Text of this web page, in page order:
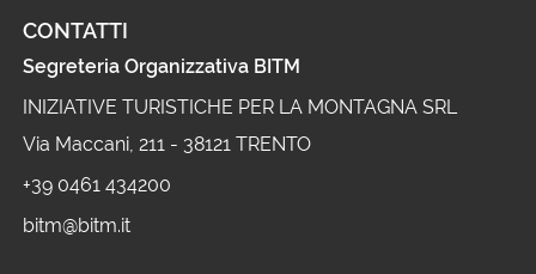
CONTATTI
Segreteria Organizzativa BITM
INIZIATIVE TURISTICHE PER LA MONTAGNA SRL
Via Maccani, 211 - 38121 TRENTO
+39 0461 434200
bitm@bitm.it